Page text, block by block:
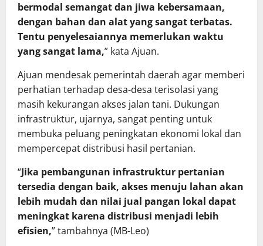
bermodal semangat dan jiwa kebersamaan,
dengan bahan dan alat yang sangat terbatas.
Tentu penyelesaiannya memerlukan waktu
yang sangat lama,” kata Ajuan.
Ajuan mendesak pemerintah daerah agar memberi
perhatian terhadap desa-desa terisolasi yang
masih kekurangan akses jalan tani. Dukungan
infrastruktur, ujarnya, sangat penting untuk
membuka peluang peningkatan ekonomi lokal dan
mempercepat distribusi hasil pertanian.
“Jika pembangunan infrastruktur pertanian
tersedia dengan baik, akses menuju lahan akan
lebih mudah dan nilai jual pangan lokal dapat
meningkat karena distribusi menjadi lebih
efisien,” tambahnya (MB-Leo)